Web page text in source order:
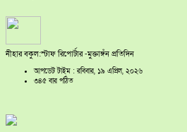
নীহার বকুল:স্টাফ রিপোর্টার -মুক্তাঙ্গঁন প্রতিদিন
আপডেট টাইম : রবিবার, ১৯ এপ্রিল, ২০২৬
৩৪৫ বার পঠিত